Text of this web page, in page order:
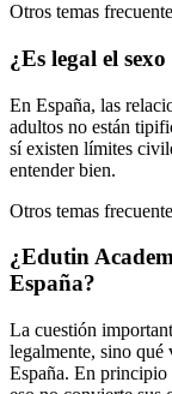
Otros temas
¿Es legal el
En España, las
adultos no están
sí existen límites
entender bien.
Otros temas
¿Edutin
España?
La cuestión
legalmente, sino qué
España. En